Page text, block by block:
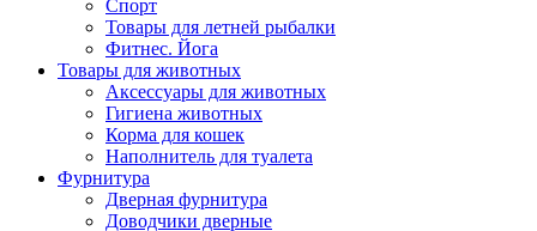
Спорт
Товары для летней рыбалки
Фитнес. Йога
Товары для животных
Аксессуары для животных
Гигиена животных
Корма для кошек
Наполнитель для туалета
Фурнитура
Дверная фурнитура
Доводчики дверные